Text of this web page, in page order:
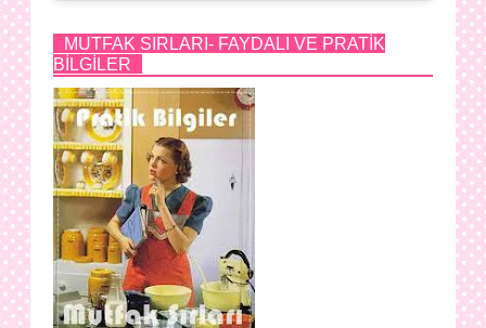
MUTFAK SIRLARI- FAYDALI VE PRATİK
BİLGİLER